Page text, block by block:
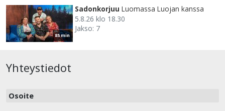
85 min
Sadonkorjuu Luomassa Luojan kanssa
5.8.26 klo 18.30
Jakso: 7
Yhteystiedot
Osoite